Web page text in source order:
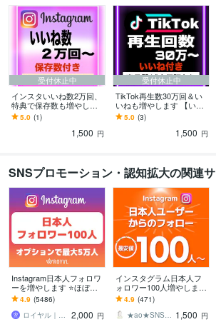
受付休止中
インスタいいね数2万回、
特典で保存数も増やしま
す 【保存数1000付き】振
り分け可能！Instagramい
5.0 (1)
1,500 円
受付休止中
TikTok再生数30万回＆い
いねも増やします 【いい
ね10000付き】少量注文の
ご対応可能！減少保証付
5.0 (3)
1,500 円
SNSプロモーション・認知拡大の関連
Instagram日本人フォロワ
ーを増やします ⭐️ほぼ減
少なし・+100人～最大5万
人⭐️
4.9 (5486)
ロイヤル｜SNSフォロワーサポート
2,000 円
インスタグラム日本人フ
ォロワー100人増やします
補填保証付き インスタ 日
本人 Instagram運用を強化
4.9 (471)
★ao★SNS専門マーケター 1,500 円